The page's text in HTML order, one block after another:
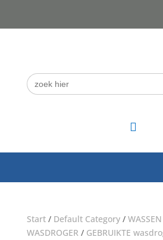
Zoek
naar:

Start/ Default Category/
WASDROGER/ GEBRUIKTE